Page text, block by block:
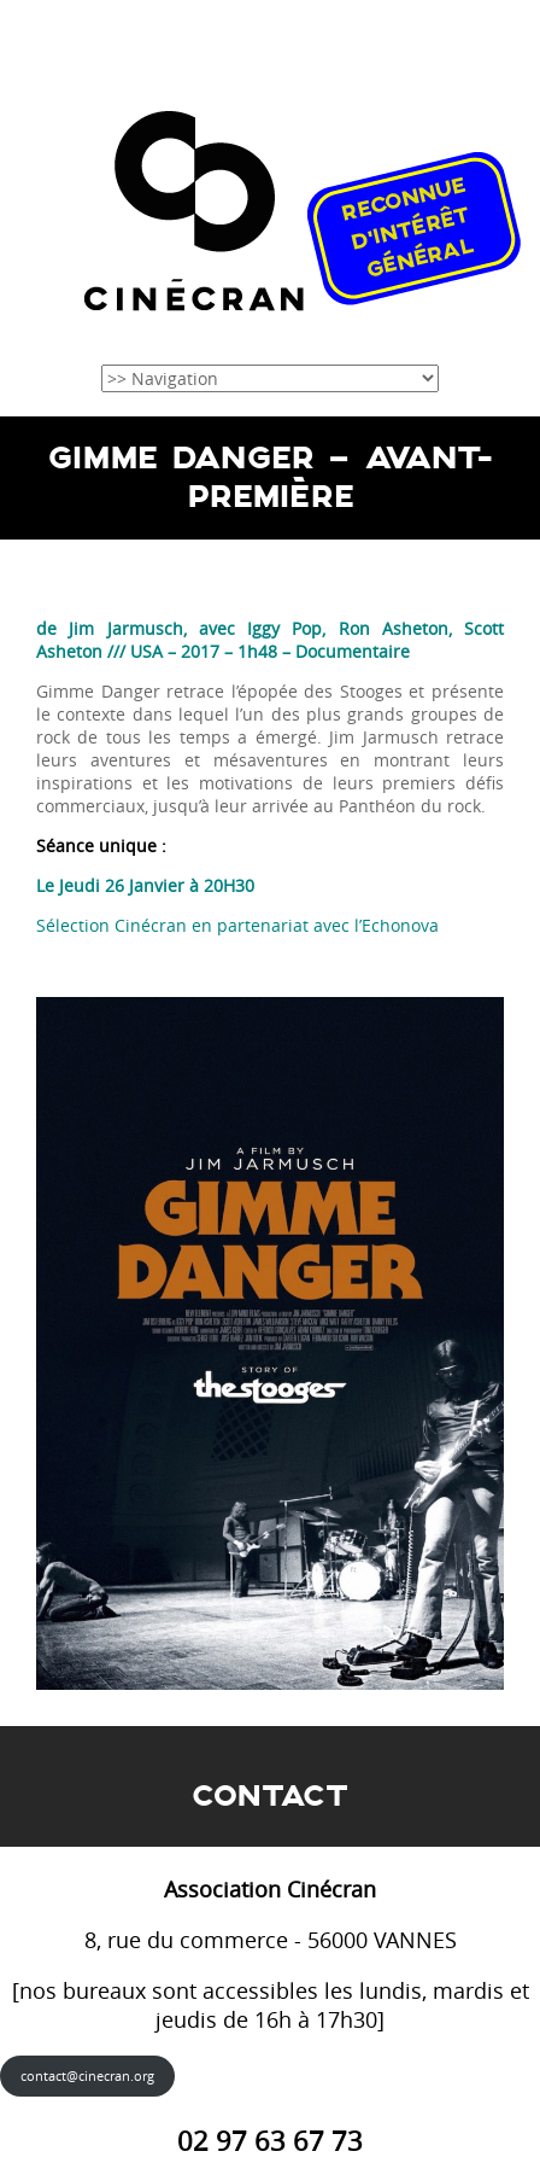
GIMME DANGER – AVANT-
PREMIÈRE
de Jim Jarmusch, avec Iggy Pop, Ron Asheton, Scott
Asheton /// USA – 2017 – 1h48 – Documentaire
Gimme Danger retrace l’épopée des Stooges et présente
le contexte dans lequel l’un des plus grands groupes de
rock de tous les temps a émergé. Jim Jarmusch retrace
leurs aventures et mésaventures en montrant leurs
inspirations et les motivations de leurs premiers défis
commerciaux, jusqu’à leur arrivée au Panthéon du rock.
Séance unique :
Le Jeudi 26 Janvier à 20H30
Sélection Cinécran en partenariat avec l’Echonova
CONTACT
Association Cinécran
8, rue du commerce - 56000 VANNES
[nos bureaux sont accessibles les lundis, mardis et
jeudis de 16h à 17h30]
contact@cinecran.org
02 97 63 67 73